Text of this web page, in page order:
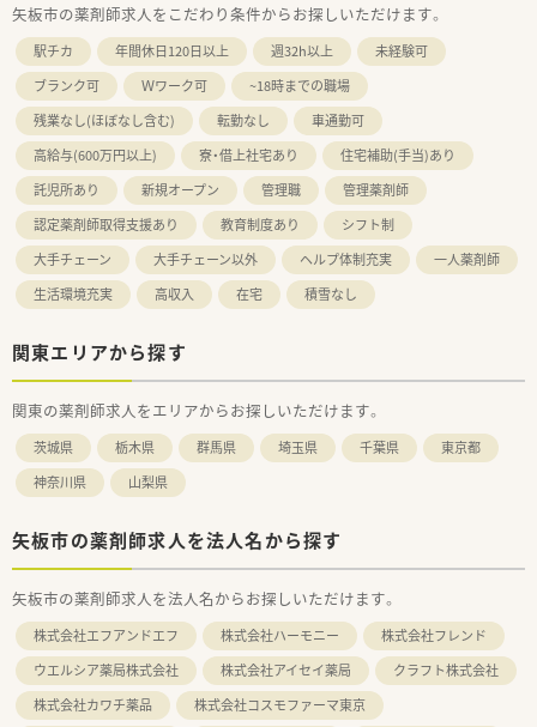
矢板市の薬剤師求人をこだわり条件からお探しいただけます。
駅チカ 年間休日120日以上 週32h以上
未経験可
ブランク可
Ｗワーク可
~18時までの職場
残業なし(ほぼなし含む)
転勤なし
車通勤可
高給与(600万円以上)
寮・借上社宅あり
住宅補助(手当)あり
託児所あり
新規オープン 管理職
管理薬剤師
認定薬剤師取得支援あり
教育制度あり
シフト制
大手チェーン
大手チェーン以外 ヘルプ体制充実
一人薬剤師
生活環境充実
高収入 在宅 積雪なし
関東エリアから探す
関東の薬剤師求人をエリアからお探しいただけます。
茨城県 栃木県 群馬県 埼玉県 千葉県
東京都
神奈川県
山梨県
矢板市の薬剤師求人を法人名から探す
矢板市の薬剤師求人を法人名からお探しいただけます。
株式会社エフアンドエフ 株式会社ハーモニー
株式会社フレンド
ウエルシア薬局株式会社
株式会社アイセイ薬局
クラフト株式会社
株式会社カワチ薬品
株式会社コスモファーマ東京